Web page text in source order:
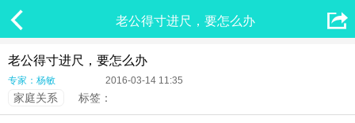
 老公得寸进尺，要怎么办 
老公得寸进尺，要怎么办
专家：杨敏 2016-03-14 11:35
家庭关系 标签：